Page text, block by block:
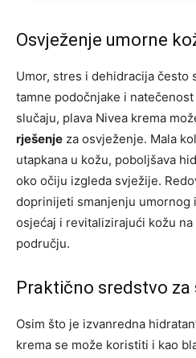
Osvježenje umorne
Umor, stres i dehidracija često
tamne podočnjake i
slučaju, plava Nivea krema
rješenje za osvježenje. Mala
utapkana u kožu, poboljšava
oko očiju izgleda svježije.
doprinijeti smanjenju umornog
osjećaj i revitalizirajući kožu
području.
Praktično sredstvo za
Osim što je izvanredna
krema se može koristiti i kao